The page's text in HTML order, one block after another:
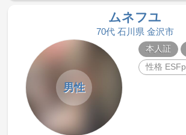
ムネフユ
70代 石川県 金沢市
男性
本人証
性格 ESFp